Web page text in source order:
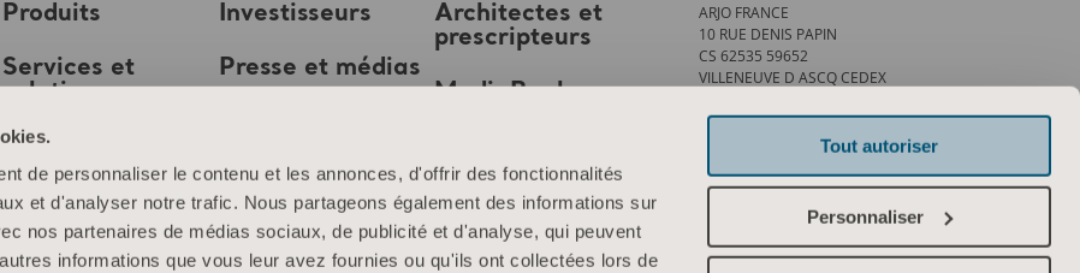
de personnaliser le contenu et les annonces, d'offrir des fonctionnalités
et d'analyser notre trafic. Nous partageons également des informations sur
nos partenaires de médias sociaux, de publicité et d'analyse, qui peuvent
informations que vous leur avez fournies ou qu'ils ont collectées lors de
Tout autoriser
Personnaliser
Produits
Services et
solutions
Connaissances
À propos d’Arjo
Contactez-nous
Investisseurs
Presse et médias
Architectes et
prescripteurs
MediaBank
ARJO FRANCE
10 RUE DENIS PAPIN
CS 62535 59652
VILLENEUVE D ASCQ CEDEX
Fax : +33 (0)3 20 28 13 14
info.france@arjo.com
Contactez-nous